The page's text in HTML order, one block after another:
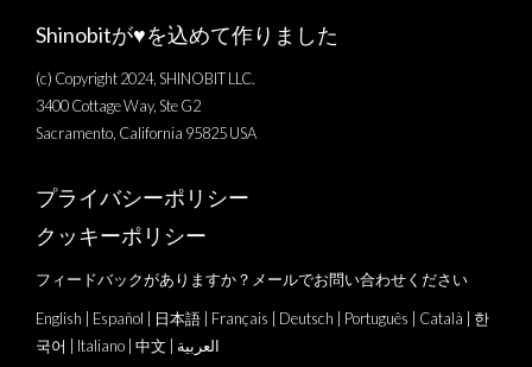
Shinobitが♥️を込めて作りました
(c) Copyright 2024, SHINOBIT LLC.
3400 Cottage Way, Ste G2
Sacramento, California 95825 USA
プライバシーポリシー
クッキーポリシー
フィードバックがありますか？メールでお問い合わせください
English Español 日本語 Français Deutsch Português Català
한
국어
Italiano |中文 العربية